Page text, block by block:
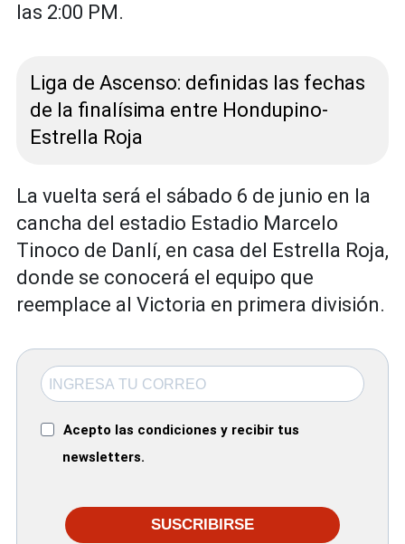
las 2:00 PM.
Liga de Ascenso: definidas las fechas
de la finalísima entre Hondupino-
Estrella Roja
La vuelta será el sábado 6 de junio en la
cancha del estadio Estadio Marcelo
Tinoco de Danlí, en casa del Estrella Roja,
donde se conocerá el equipo que
reemplace al Victoria en primera división.
Acepto las condiciones y recibir tus
newsletters.
SUSCRIBIRSE